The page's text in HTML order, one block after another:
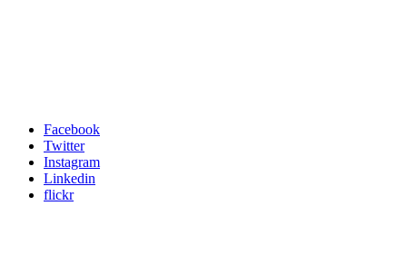
Facebook
Twitter
Instagram
Linkedin
flickr